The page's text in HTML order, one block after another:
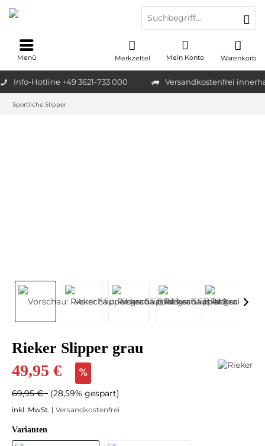
Info-Hotline +49 3621-733 000 Versandkostenfrei
Warenkorb
Merkzettel Mein Konto
Menü
Sportliche Slipper
Rieker Slipper grau
49,95 €
69,95 € (28,59% gespart)
inkl. MwSt. | Versandkostenfrei
Varianten